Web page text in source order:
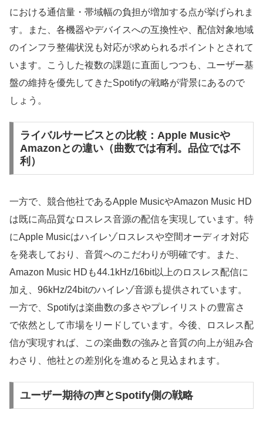
における通信量・帯域幅の負担が増加する点が挙げられま
す。また、各機器やデバイスへの互換性や、配信対象地域
のインフラ整備状況も対応が求められるポイントとされて
います。こうした複数の課題に直面しつつも、ユーザー基
盤の維持を優先してきたSpotifyの戦略が背景にあるので
しょう。
ライバルサービスとの比較：Apple Musicや
Amazonとの違い（曲数では有利。品位では不
利）
一方で、競合他社であるApple MusicやAmazon Music HD
は既に高品質なロスレス音源の配信を実現しています。特
にApple Musicはハイレゾロスレスや空間オーディオ対応
を発表しており、音質へのこだわりが明確です。また、
Amazon Music HDも44.1kHz/16bit以上のロスレス配信に
加え、96kHz/24bitのハイレゾ音源も提供されています。
一方で、Spotifyは楽曲数の多さやプレイリストの豊富さ
で依然として市場をリードしています。今後、ロスレス配
信が実現すれば、この楽曲数の強みと音質の向上が組み合
わさり、他社との差別化を進めると見込まれます。
ユーザー期待の声とSpotify側の戦略